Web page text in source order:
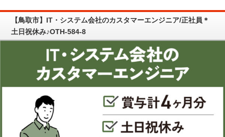
【鳥取市】IT・システム会社のカスタマーエンジニア/正社員＊
土日祝休み♪OTH-584-8